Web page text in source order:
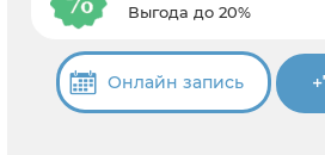
Выгода до 20%
Онлайн запись